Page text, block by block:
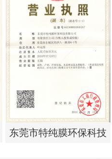
实用新型专利证书 电渗
析器用浓水隔板组件
东莞市特纯膜环保科技